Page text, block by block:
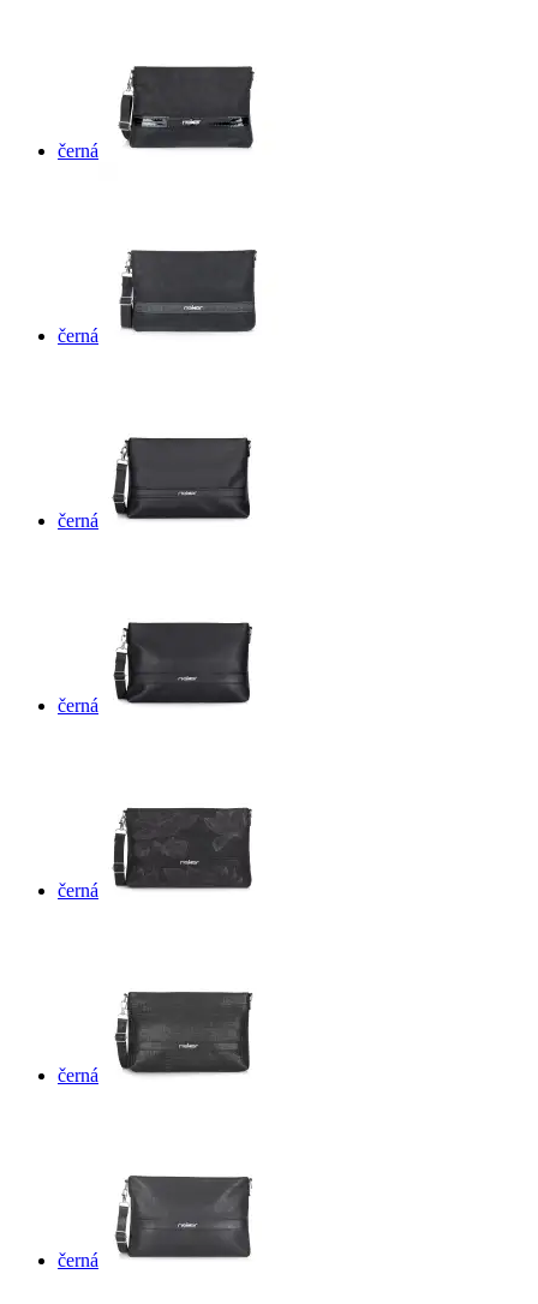
černá
černá
černá
černá
černá
černá
černá